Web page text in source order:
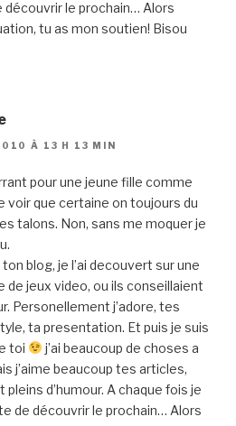
découvrir le prochain… Alors
tu as mon soutien! Bisou
À 13 H 13 MIN
pour une jeune fille comme
voir que certaine on toujours du
talons. Non, sans me moquer je
blog, je l’ai decouvert sur une
de jeux video, ou ils conseillaient
Personellement j’adore, tes
ta presentation. Et puis je suis
toi
j’ai beaucoup de choses a
j’aime beaucoup tes articles,
d’humour. A chaque fois je
de découvrir le prochain… Alors